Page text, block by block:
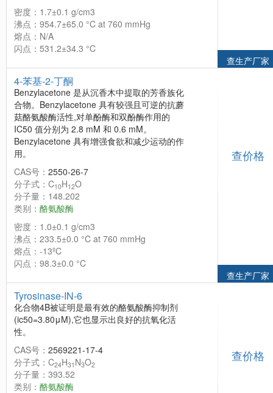
密度：1.7±0.1 g/cm3
沸点：954.7±65.0 °C at 760 mmHg
熔点：N/A
闪点：531.2±34.3 °C
查生产厂家
4-苯基-2-丁酮
Benzylacetone 是从沉香木中提取的芳香族化
合物。Benzylacetone 具有较强且可逆的抗蘑
菇酪氨酸酶活性,对单酚酶和双酚酶作用的
IC50 值分别为 2.8 mM 和 0.6 mM。
Benzylacetone 具有增强食欲和减少运动的作
用。
CAS号： 2550-26-7
分子式：C10H12O
分子量：148.202
类别： 酪氨酸酶
密度：1.0±0.1 g/cm3
沸点：233.5±0.0 °C at 760 mmHg
熔点：-13ºC
闪点：98.3±0.0 °C
查价格
查生产厂家
Tyrosinase-IN-6
化合物4B被证明是最有效的酪氨酸酶抑制剂
(ic50=3.80μM),它也显示出良好的抗氧化活
性。
CAS号： 2569221-17-4
分子式：C24H31 N3O2
分子量：393.52
类别： 酪氨酸酶
查价格